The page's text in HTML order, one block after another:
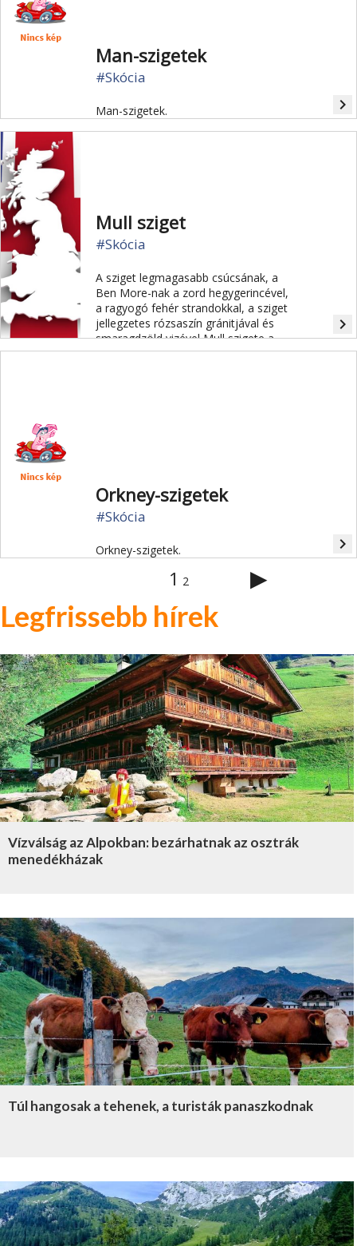
Man-szigetek
#Skócia
Man-szigetek. navigate_next
Mull sziget
#Skócia
A sziget legmagasabb csúcsának, a
Ben More-nak a zord hegygerincével,
a ragyogó fehér strandokkal, a sziget
jellegzetes rózsaszín gránitjával és
smaragdzöld vizével Mull szigete a
Belső-Hebridák egyik
navigate_next
Orkney-szigetek
#Skócia
Orkney-szigetek. navigate_next
1 2 ▶
Legfrissebb hírek
Vízválság az Alpokban: bezárhatnak az osztrák
menedékházak
Túl hangosak a tehenek, a turisták panaszkodnak